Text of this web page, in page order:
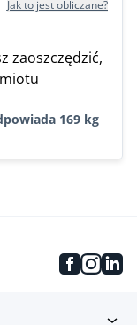
Jak to jest obliczane?
zaoszczędzić,
169 kg